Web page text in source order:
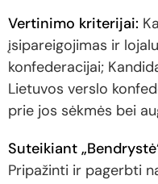
Vertinimo kriterijai:
įsipareigojimas ir
konfederacijai;
Lietuvos verslo
prie jos sėkmės bei
Suteikiant
Pripažinti ir pagerbti